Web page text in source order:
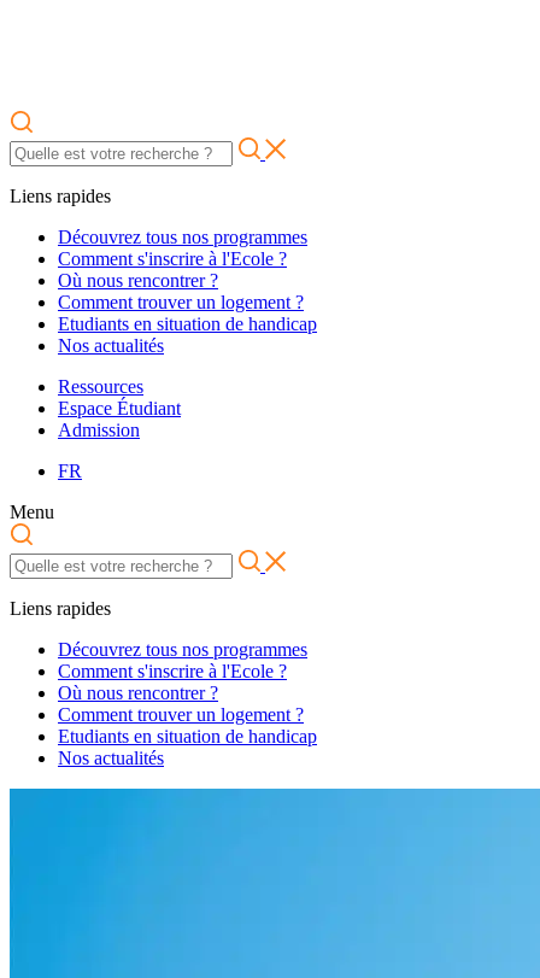
Liens rapides
Découvrez tous nos programmes
Comment s'inscrire à l'Ecole ?
Où nous rencontrer ?
Comment trouver un logement ?
Etudiants en situation de handicap
Nos actualités
Ressources
Espace Étudiant
Admission
FR
Menu
Liens rapides
Découvrez tous nos programmes
Comment s'inscrire à l'Ecole ?
Où nous rencontrer ?
Comment trouver un logement ?
Etudiants en situation de handicap
Nos actualités